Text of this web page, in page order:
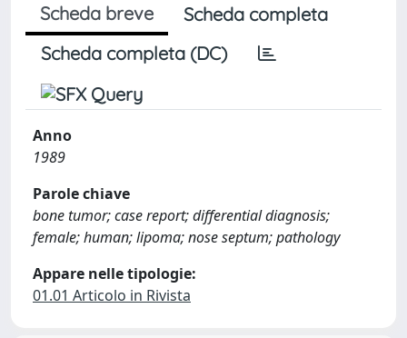
Scheda breve
Scheda completa
Scheda completa (DC)
Anno
1989
Parole chiave
bone tumor; case report; differential diagnosis;
female; human; lipoma; nose septum; pathology
Appare nelle tipologie:
01.01 Articolo in Rivista